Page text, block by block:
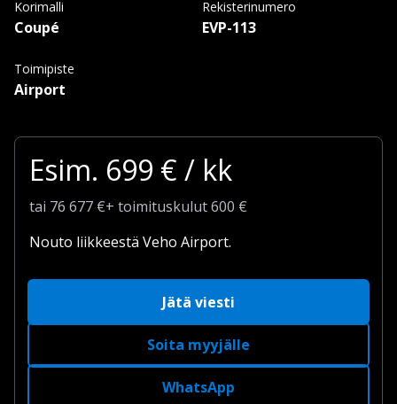
Korimalli
Coupé
Rekisterinumero
EVP-113
Toimipiste
Airport
Esim. 699 € / kk
tai 76 677 €+ toimituskulut600 €
Nouto liikkeestä Veho Airport.
Jätä viesti
Soita myyjälle
WhatsApp